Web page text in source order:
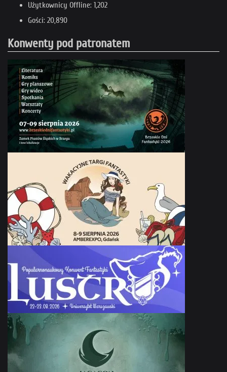
Użytkownicy Offline: 1,202
Gości: 20,890
Konwenty pod patronatem